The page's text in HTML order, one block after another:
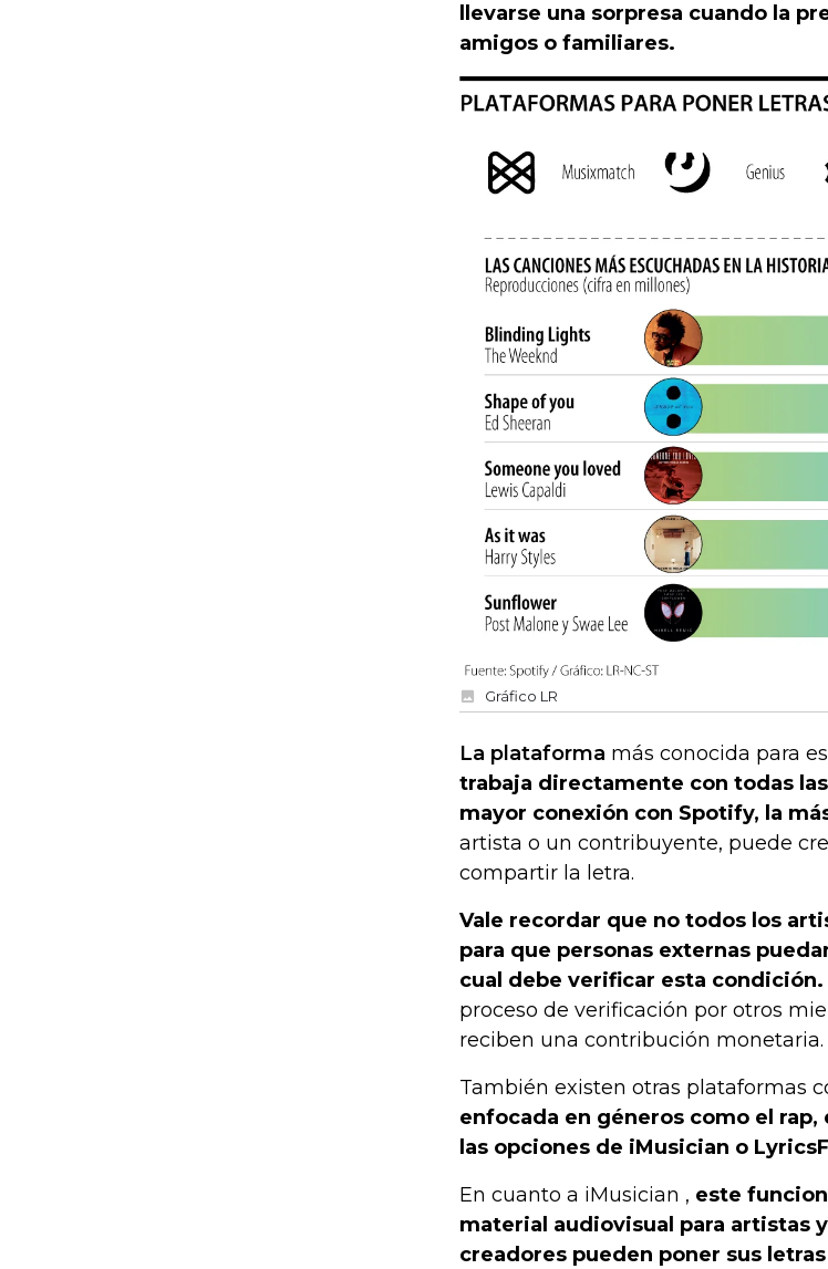
llevarse una sorpresa cuando la
amigos o familiares.
Gráfico LR
La plataforma más conocida para
trabaja directamente con todas
mayor conexión con Spotify, la
artista o un contribuyente, puede
compartir la letra.
Vale recordar que no todos los
para que personas externas
cual debe verificar esta condición.
proceso de verificación por otros
reciben una contribución monetaria.
También existen otras plataformas
enfocada en géneros como el
las opciones de iMusician o
En cuanto a iMusician , este
material audiovisual para artistas
creadores pueden poner sus